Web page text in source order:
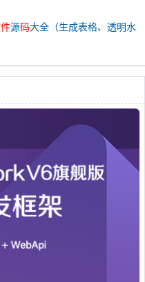
源码大全（生成表格、透明水